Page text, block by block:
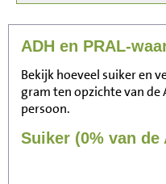
ADH en PRAL-
Bekijk hoeveel suiker en
gram ten opzichte van de
persoon.
Suiker (0% van de